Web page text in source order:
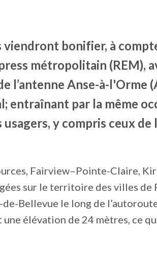
bonifier, à
métropolitain (REM),
l’antenne Anse-à-l'Orme
entraînant par la même
y compris ceux de
Fairview–Pointe-Claire,
sur le territoire des villes de
Bellevue le long de
élévation de 24 mètres, ce